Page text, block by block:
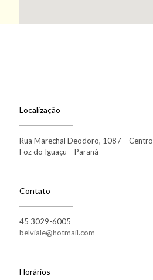
Localização
Rua Marechal Deodoro, 1087 – Centro
Foz do Iguaçu – Paraná
Contato
45 3029-6005
belviale@hotmail.com
Horários